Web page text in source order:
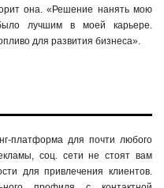
она. «Решение нанять мою
лучшим в моей карьере.
для развития бизнеса».
платформа для почти любого
соц. сети не стоят вам
для привлечения клиентов.